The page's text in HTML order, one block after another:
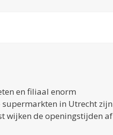
en filiaal enorm
in Utrecht zijn
wijken de openingstijden af